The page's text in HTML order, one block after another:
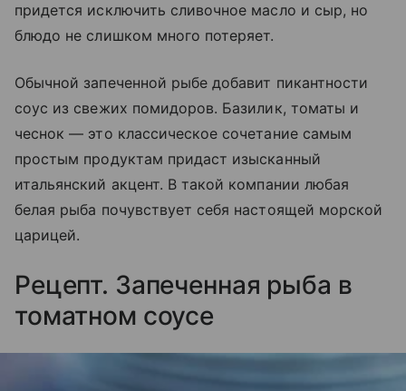
придется исключить сливочное масло и сыр, но
блюдо не слишком много потеряет.
Обычной запеченной рыбе добавит пикантности
соус из свежих помидоров. Базилик, томаты и
чеснок — это классическое сочетание самым
простым продуктам придаст изысканный
итальянский акцент. В такой компании любая
белая рыба почувствует себя настоящей морской
царицей.
Рецепт. Запеченная рыба в
томатном соусе